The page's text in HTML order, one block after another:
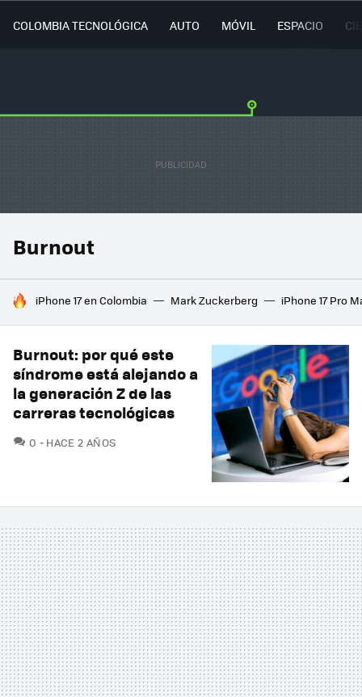
COLOMBIA TECNOLÓGICA AUTO MÓVIL ESPACIO
Burnout
HOY SE HABLA DE
iPhone 17 en Colombia Mark Zuckerberg iPhone 17 Pro
Burnout: por qué este
síndrome está alejando a
la generación Z de las
carreras tecnológicas
0 COMENTARIOS
HACE 2 AÑOS